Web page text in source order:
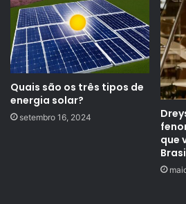
Quais são os três tipos de
energia solar?
setembro 16, 2024
que